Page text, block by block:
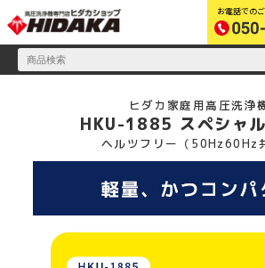
お電話での
ヒダカ家庭用高圧洗浄
HKU-1885 スペシャ
ヘルツフリー（50Hz60Hz